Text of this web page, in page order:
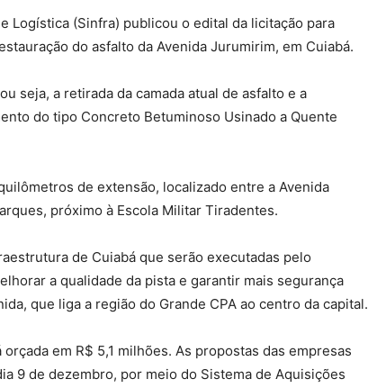
Logística (Sinfra) publicou o edital da licitação para
do asfalto da Avenida Jurumirim, em Cuiabá.
seja, a retirada da camada atual de asfalto e a
do tipo Concreto Betuminoso Usinado a Quente
de extensão, localizado entre a Avenida
próximo à Escola Militar Tiradentes.
de Cuiabá que serão executadas pelo
a qualidade da pista e garantir mais segurança
que liga a região do Grande CPA ao centro da capital.
em R$ 5,1 milhões. As propostas das empresas
9 de dezembro, por meio do Sistema de Aquisições